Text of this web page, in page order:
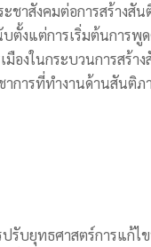
าสังคมต่อการสร้างสั
งแต่การเริ่มต้นการพู
งในกระบวนการสร้
าการที่ทำงานด้านสันติภ
รับยุทธศาสตร์การแก้